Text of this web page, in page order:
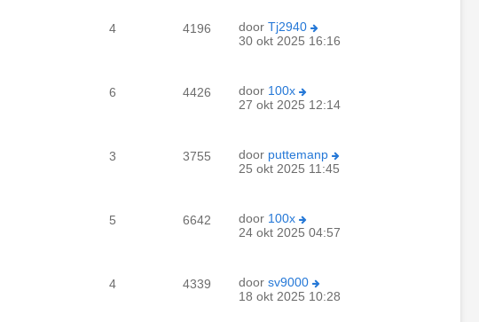
4 4196 door Tj2940
30 okt 2025 16:16
6 4426 door 100x
27 okt 2025 12:14
3 3755 door puttemanp
25 okt 2025 11:45
5 6642 door 100x
24 okt 2025 04:57
4 4339 door sv9000
18 okt 2025 10:28